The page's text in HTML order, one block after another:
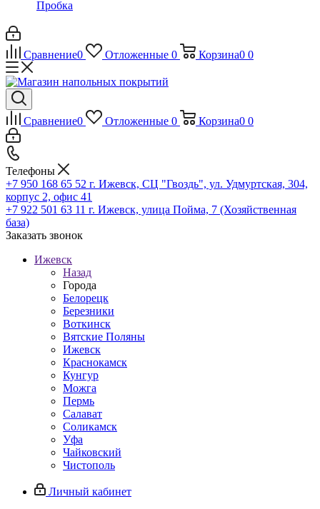
Пробка
Сравнение0 Отложенные 0 Корзина0 0
Сравнение0 Отложенные 0 Корзина0 0
Телефоны
+7 950 168 65 52 г. Ижевск, СЦ "Гвоздь", ул. Удмуртская, 304,
корпус 2, офис 41
+7 922 501 63 11 г. Ижевск, улица Пойма, 7 (Хозяйственная
база)
Заказать звонок
Ижевск
Назад
Города
Белорецк
Березники
Воткинск
Вятские Поляны
Ижевск
Краснокамск
Кунгур
Можга
Пермь
Салават
Соликамск
Уфа
Чайковский
Чистополь
Личный кабинет